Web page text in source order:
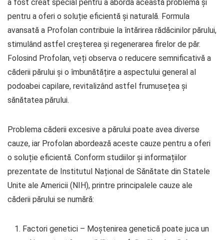
a fost creat special pentru a aborda această problemă și
pentru a oferi o soluție eficientă și naturală. Formula
avansată a Profolan contribuie la întărirea rădăcinilor părului,
stimulând astfel creșterea și regenerarea firelor de păr.
Folosind Profolan, veți observa o reducere semnificativă a
căderii părului și o îmbunătățire a aspectului general al
podoabei capilare, revitalizând astfel frumusețea și
sănătatea părului.
Problema căderii excesive a părului poate avea diverse
cauze, iar Profolan abordează aceste cauze pentru a oferi
o soluție eficientă. Conform studiilor și informațiilor
prezentate de Institutul Național de Sănătate din Statele
Unite ale Americii (NIH), printre principalele cauze ale
căderii părului se numără:
Factori genetici – Moștenirea genetică poate juca un